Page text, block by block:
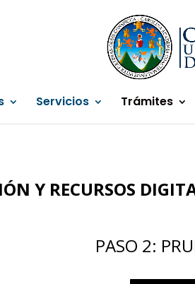
Servicios Trámites
Y RECURSOS
PASO 2: